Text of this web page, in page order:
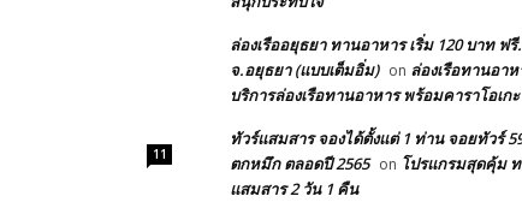
11
ล่องเรืออยุธยา ทานอาหาร เริ่ม 120 บาท ฟรี
จ.อยุธยา (แบบเต็มอิ่ม) on ล่องเรือทานอา
บริการล่องเรือทานอาหาร พร้อมคาราโอเกะ
ทัวร์แสมสาร จองได้ตั้งแต่ 1 ท่าน จอยทัวร์
ตกหมึก ตลอดปี 2565 on โปรแกรมสุดคุ้ม
แสมสาร 2 วัน 1 คืน